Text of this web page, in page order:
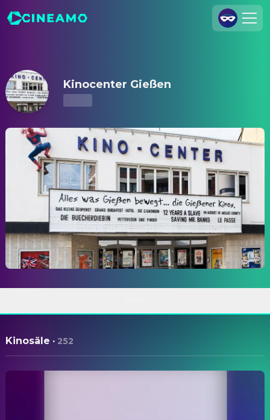
Impressum
Datenschutzerklärung
Datenschutzeinstellungen
Kinocenter Gießen
Kinosäle · 252